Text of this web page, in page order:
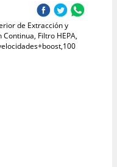
de Extracción y
Filtro HEPA,